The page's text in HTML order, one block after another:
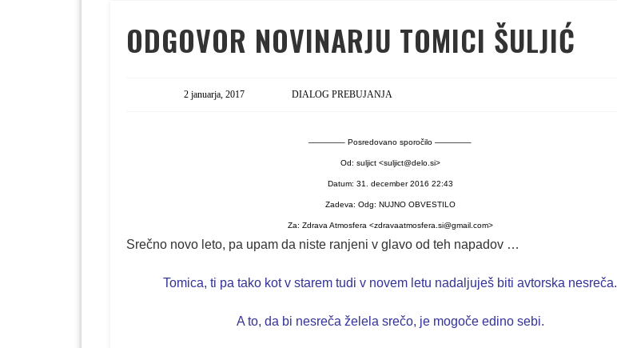
ODGOVOR NOVINARJU TOMICI ŠULJIĆ
2 januarja, 2017 DIALOG PREBUJANJA
————– Posredovano sporočilo ————–
Od: suljict <suljict@delo.si>
Datum: 31. december 2016 22:43
Zadeva: Odg: NUJNO OBVESTILO
Za: Zdrava Atmosfera <zdravaatmosfera.si@gmail.com>
Srečno novo leto, pa upam da niste ranjeni v glavo od teh napadov …
Tomica, ti pa tako kot v starem tudi v novem letu nadaljuješ biti avtorska nesreča.
A to, da bi nesreča želela srečo, je mogoče edino sebi.